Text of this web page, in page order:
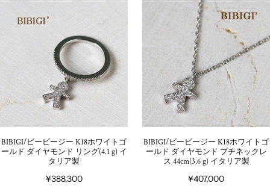
BIBIGI/ビービージー K18ホワイトゴ
ールド ダイヤモンド リング(4.1 g) イ
タリア製
¥388,300
BIBIGI/ビービージー K18ホワイトゴ
ールド ダイヤモンド プチネックレ
ス 44cm(3.6 g) イタリア製
¥407,000